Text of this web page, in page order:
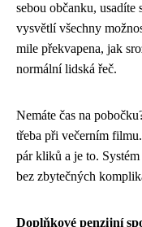
sebou občanku, usadíte
vysvětlí všechny
mile překvapena, jak
normální lidská řeč.
Nemáte čas na
třeba při večerním
pár kliků a je to.
bez zbytečných
Doplňkové penzijní